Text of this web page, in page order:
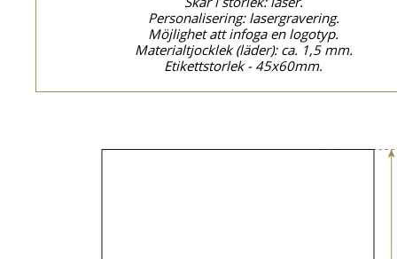
Personalisering: lasergravering.
Möjlighet att infoga en logotyp.
Materialtjocklek (läder): ca. 1,5 mm.
Etikettstorlek - 45x60mm.